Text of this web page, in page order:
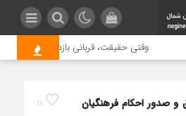
وقتی حقیقت، قربانی بازدید بیشتر
11
و صدور احکام فرهنگیان